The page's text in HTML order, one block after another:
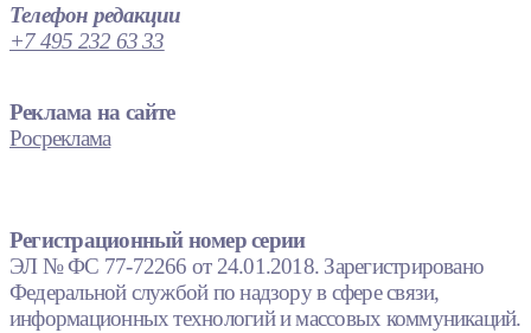
Телефон редакции
+7 495 232 63 33
Реклама на сайте
Росреклама
Регистрационный номер серии
ЭЛ № ФС 77-72266 от 24.01.2018. Зарегистрировано
Федеральной службой по надзору в сфере связи,
информационных технологий и массовых коммуникаций.